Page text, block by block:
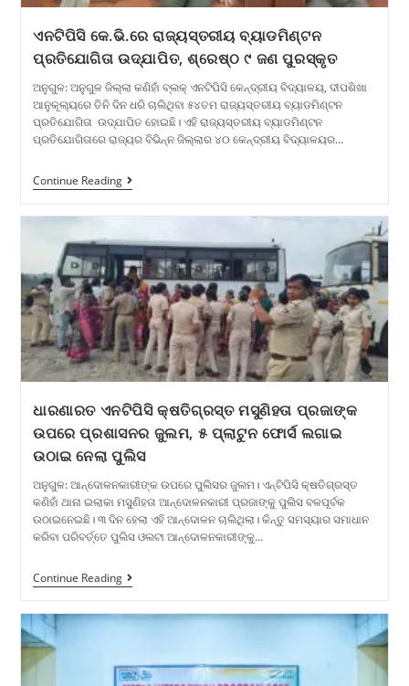
ଏନଟିପିସି କେ.ଭି.ରେ ରାଜ୍ୟସ୍ତରୀୟ ବ୍ୟାଡମିଣ୍ଟନ
ପ୍ରତିଯୋଗିତା ଉଦ୍‌ଯାପିତ, ଶ୍ରେଷ୍ଠ ୯ ଜଣ ପୁରସ୍କୃତ
ଅନୁଗୁଳ: ଅନୁଗୁଳ ଜିଲ୍ଲା କଣିହାଁ ବ୍ଲକ୍ ଏନଟିପିସି କେନ୍ଦ୍ରୀୟ ବିଦ୍ୟାଳୟ, ଦୀପଶିଖା
ଆନୁକୂଲ୍ୟରେ ତିନି ଦିନ ଧରି ଚାଲିଥିବା ୫୪ତମ ରାଜ୍ୟସ୍ତରୀୟ ବ୍ୟାଡମିଣ୍ଟନ
ପ୍ରତିଯୋଗିତା ଉଦ୍‌ଯାପିତ ହୋଇଛି। ଏହି ରାଜ୍ୟସ୍ତରୀୟ ବ୍ୟାଡମିଣ୍ଟନ
ପ୍ରତିଯୋଗିତାରେ ରାଜ୍ୟର ବିଭିନ୍ନ ଜିଲ୍ଲାର ୪୦ କେନ୍ଦ୍ରୀୟ ବିଦ୍ୟାଳୟର…
Continue Reading
ଧାରଣାରତ ଏନଟିପିସି କ୍ଷତିଗ୍ରସ୍ତ ମସୁଣିହତା ପ୍ରଜାଙ୍କ
ଉପରେ ପ୍ରଶାସନର ଜୁଲମ, ୫ ପ୍ଲାଟୁନ ଫୋର୍ସ ଲଗାଇ
ଉଠାଇ ନେଲା ପୁଲିସ
ଅନୁଗୁଳ: ଆନ୍ଦୋଳନକାରୀଙ୍କ ଉପରେ ପୁଲିସର ଜୁଲମ। ଏନ୍‌ଟିପିସି କ୍ଷତିଗ୍ରସ୍ତ
କଣିହାଁ ଥାନା ଇଲାକା ମସୁଣିହତା ଆନ୍ଦୋଳନକାରୀ ପ୍ରଜାଙ୍କୁ ପୁଲିସ ବଳପୂର୍ବକ
ଉଠାଇନେଇଛି। ୩ ଦିନ ହେଲା ଏହି ଆନ୍ଦୋଳନ ଚାଲିଥିଲା। କିନ୍ତୁ ସମସ୍ୟାର ସମାଧାନ
କରିବା ପରିବର୍ତ୍ତେ ପୁଲିସ ଓଲଟା ଆନ୍ଦୋଳନକାରୀଙ୍କୁ…
Continue Reading